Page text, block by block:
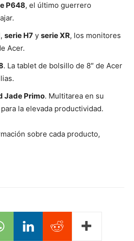
P648, el último guerrero
, serie H7 y serie XR, los monitores
Acer.
. La tablet de bolsillo de 8″ de Acer
Jade Primo. Multitarea en su
la elevada productividad.
sobre cada producto,